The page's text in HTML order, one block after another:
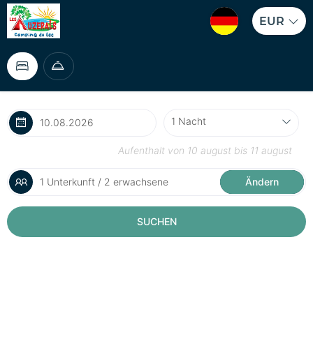
EUR
Aufenthalt von 10 august bis 11 august
1 Unterkunft / 2 erwachsene Ändern